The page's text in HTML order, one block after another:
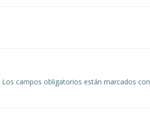
Los campos obligatorios están marcados con